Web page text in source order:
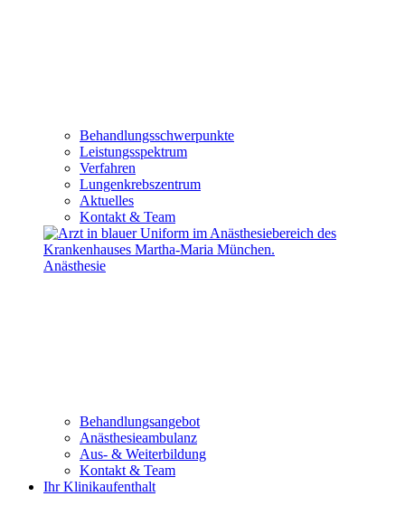
Behandlungsschwerpunkte
Leistungsspektrum
Verfahren
Lungenkrebszentrum
Aktuelles
Kontakt & Team
Anästhesie
Behandlungsangebot
Anästhesieambulanz
Aus- & Weiterbildung
Kontakt & Team
Ihr Klinikaufenthalt